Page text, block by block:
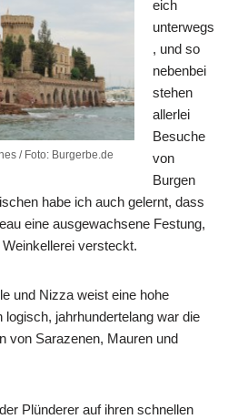
/ Foto: Burgerbe.de
eich
unterwegs
, und so
nebenbei
stehen
allerlei
Besuche
von
Burgen
habe ich auch gelernt, dass
eine ausgewachsene Festung,
versteckt.
und Nizza weist eine hohe
logisch, jahrhundertelang war die
von Sarazenen, Mauren und
Plünderer auf ihren schnellen